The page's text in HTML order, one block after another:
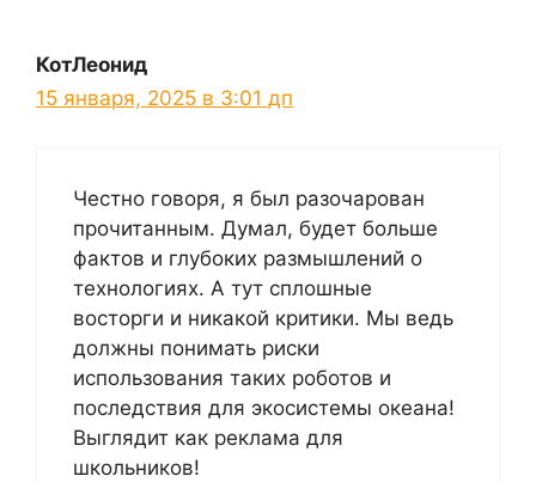
КотЛеонид
15 января, 2025 в 3:01 дп
Честно говоря, я был разочарован
прочитанным. Думал, будет больше
фактов и глубоких размышлений о
технологиях. А тут сплошные
восторги и никакой критики. Мы ведь
должны понимать риски
использования таких роботов и
последствия для экосистемы океана!
Выглядит как реклама для
школьников!